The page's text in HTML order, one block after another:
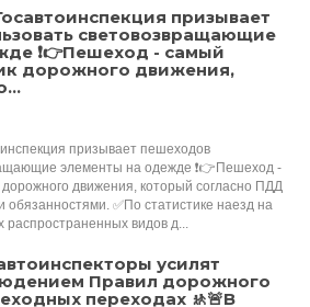
призывает
световозвращающие
❗👉Пешеход - самый
дорожного движения,
призывает пешеходов
элементы на одежде ❗👉Пешеход -
движения, который согласно ПДД
обязанностями. ✅По статистике наезд на
видов д...
усилят
Правил дорожного
переходах 🚸🚨В